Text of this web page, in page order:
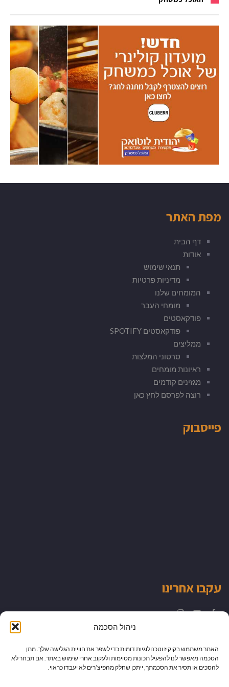
ניהול הסכמה
האתר משתמש בקוקיז וטכנולוגיות דומות כדי לשפר את חוויית הגלישה שלך. מתן
הסכמה מאפשר לנו להפעיל תכונות מסוימות ולעקוב אחרי שימוש באתר. אם תבחר לא
להסכים או תסיר את הסכמתך, ייתכן שחלק מהפיצ’רים לא יעבדו כראוי.
מפת האתר
דף הבית
אודות
תנאי שימוש
מדיניות פרטיות
המומחים שלנו
מומחי העבר
פודקאסטים
פודקאסטים SPOTIFY
ממליצים
סרטוני המלצות
ראיונות מומחים
מגזינים קודמים
רוצה לפרסם לחץ כאן
פייסבוק
עקבו אחרינו